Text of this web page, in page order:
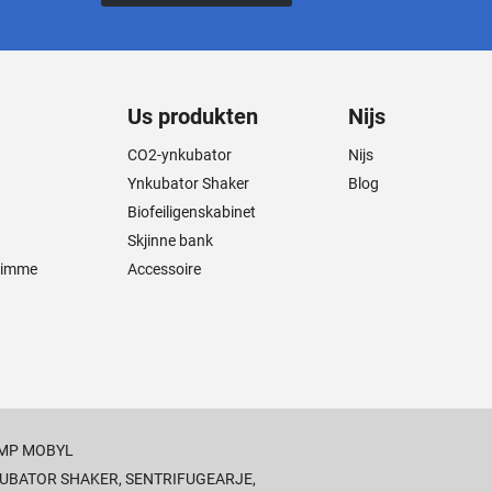
Us produkten
CO2-ynkubator
Ynkubator Shaker
Biofeiligenskabinet
Skjinne bank
Accessoire
Nijs
Nijs
Blog
MOBYL
SHAKER, SENTRIFUGEARJE,